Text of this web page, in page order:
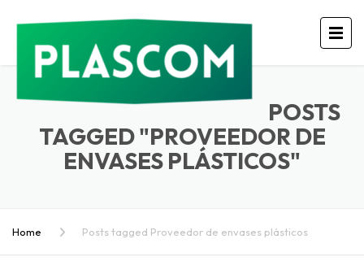
POSTS
TAGGED "PROVEEDOR DE
ENVASES PLÁSTICOS"
Home Posts tagged Proveedor de envases plásticos